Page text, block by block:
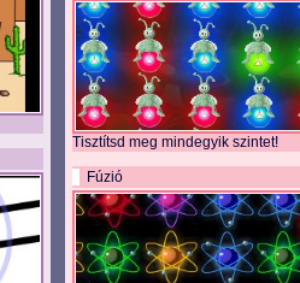
Tisztítsd meg mindegyik szintet!
Fúzió